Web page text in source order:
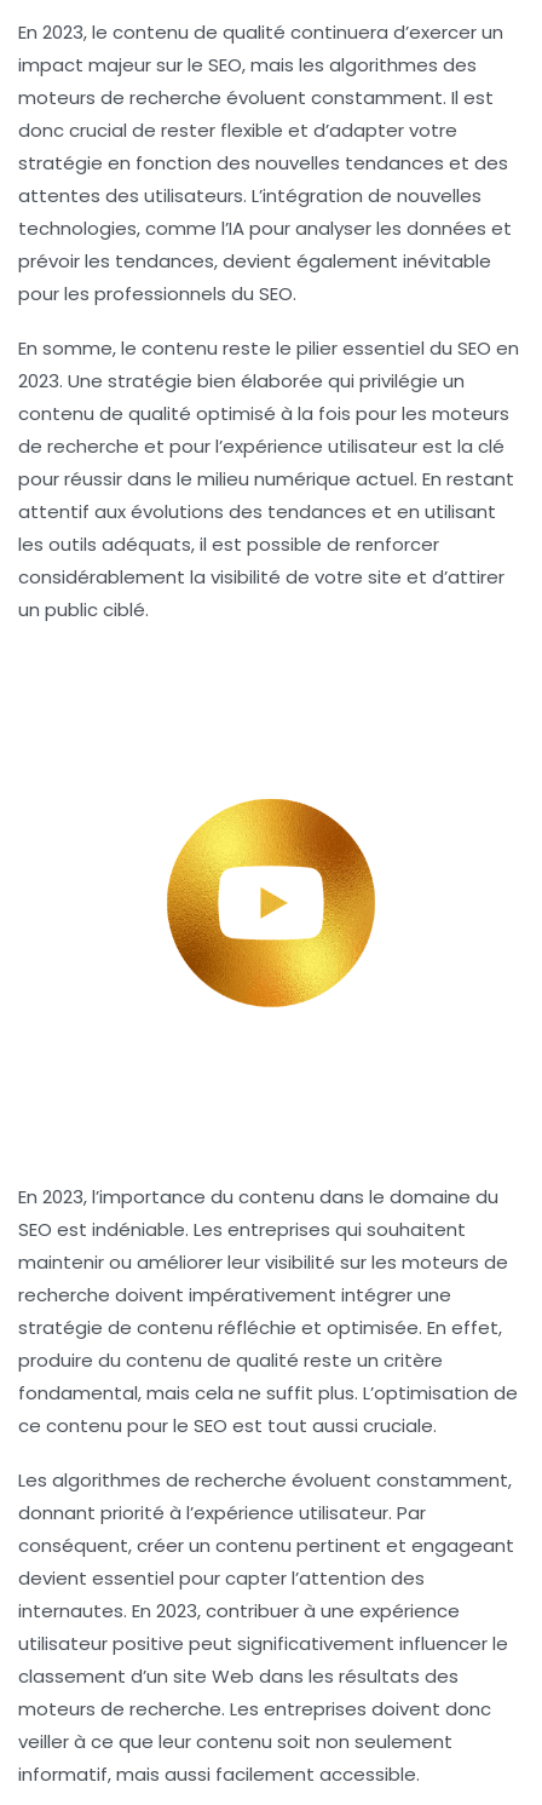
En 2023, le contenu de qualité continuera d’exercer un
impact majeur sur le SEO, mais les algorithmes des
moteurs de recherche évoluent constamment. Il est
donc crucial de rester flexible et d’adapter votre
stratégie en fonction des nouvelles tendances et des
attentes des utilisateurs. L’intégration de nouvelles
technologies, comme l’IA pour analyser les données et
prévoir les tendances, devient également inévitable
pour les professionnels du SEO.
En somme, le contenu reste le pilier essentiel du SEO en
2023. Une stratégie bien élaborée qui privilégie un
contenu de qualité optimisé à la fois pour les moteurs
de recherche et pour l’expérience utilisateur est la clé
pour réussir dans le milieu numérique actuel. En restant
attentif aux évolutions des tendances et en utilisant
les outils adéquats, il est possible de renforcer
considérablement la visibilité de votre site et d’attirer
un public ciblé.
En 2023, l’importance du contenu dans le domaine du
SEO est indéniable. Les entreprises qui souhaitent
maintenir ou améliorer leur visibilité sur les moteurs de
recherche doivent impérativement intégrer une
stratégie de contenu réfléchie et optimisée. En effet,
produire du contenu de qualité reste un critère
fondamental, mais cela ne suffit plus. L’optimisation de
ce contenu pour le SEO est tout aussi cruciale.
Les algorithmes de recherche évoluent constamment,
donnant priorité à l’expérience utilisateur. Par
conséquent, créer un contenu pertinent et engageant
devient essentiel pour capter l’attention des
internautes. En 2023, contribuer à une expérience
utilisateurpositive peut significativement influencer le
classement d’un site Web dans les résultats des
moteurs de recherche. Les entreprises doivent donc
veiller à ce que leur contenu soit non seulement
informatif, mais aussi facilement accessible.